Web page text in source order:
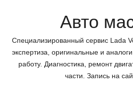
Авто
Специализированный сервис Lada
экспертиза, оригинальные и
работу. Диагностика, ремонт
части. Запись на